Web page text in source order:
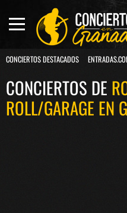
CONCIERTOS DESTACADOS
CONCIERTOS DE
ROLL/GARAGE EN